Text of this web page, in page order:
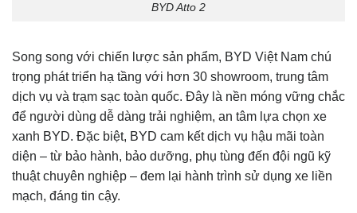
BYD Atto 2
Song song với chiến lược sản phẩm, BYD Việt Nam chú
trọng phát triển hạ tầng với hơn 30 showroom, trung tâm
dịch vụ và trạm sạc toàn quốc. Đây là nền móng vững chắc
để người dùng dễ dàng trải nghiệm, an tâm lựa chọn xe
xanh BYD. Đặc biệt, BYD cam kết dịch vụ hậu mãi toàn
diện – từ bảo hành, bảo dưỡng, phụ tùng đến đội ngũ kỹ
thuật chuyên nghiệp – đem lại hành trình sử dụng xe liền
mạch, đáng tin cậy.